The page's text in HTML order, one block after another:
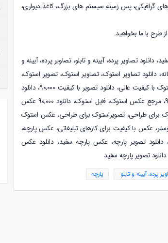
گرافیکی، پس زمینه سیستم های بزرگ، کاغذ دیواری،
طرح با ما بخواهید.
،دانلودتصاویر پرده، آیینه و تابلو،تصاویر پرده، آیینه و
،دانلودتصاویر استوک،تصاویر استوک، تصویر استوک،
دانلود 90,000 تصویر استوک، مرجع تصایر استوک، تصاویر استوک با کیفیت عالی، دانلود تصویر با کیفیت 90,000، دانلود
عکس استوک، عکس استوک با کیفیت، عکس استوک 90,000، مرجع عکس استوک، فایل استوک، دانلود 90,000 عکس
عکس استوک برای طراحی، تصویراستوک برای طراحی، عکس استوک
، عکس پارچه،
تصویر پارچه، عکس پارچه سفید، دانلود عکس
دانلود تصویر پارچه سفید
پرده، آیینه و تابلو پارچه